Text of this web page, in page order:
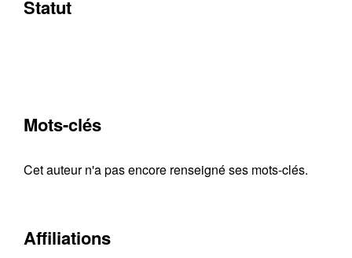
Statut
Mots-clés
Cet auteur n'a pas encore renseigné ses mots-clés.
Affiliations